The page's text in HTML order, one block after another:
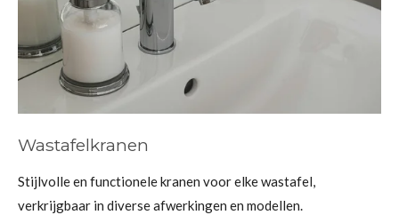
Wastafelkranen
Stijlvolle en functionele kranen voor elke wastafel,
verkrijgbaar in diverse afwerkingen en modellen.